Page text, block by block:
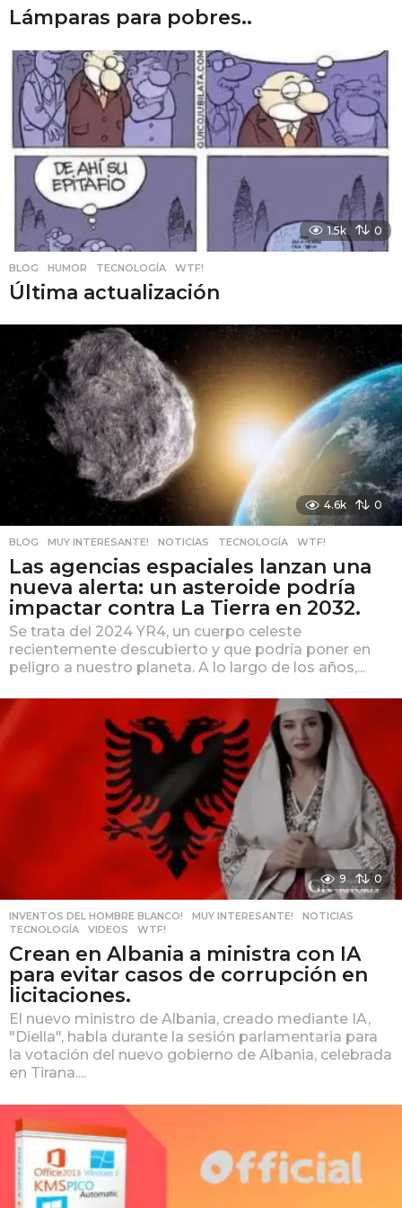
Lámparas para pobres..
1.5k 0
BLOG ,HUMOR ,TECNOLOGÍA ,WTF!
Última actualización
4.6k 0
BLOG ,MUY INTERESANTE! ,NOTICIAS ,TECNOLOGÍA ,WTF!
Las agencias espaciales lanzan una
nueva alerta: un asteroide podría
impactar contra La Tierra en 2032.
Se trata del 2024 YR4, un cuerpo celeste
recientemente descubierto y que podría poner en
peligro a nuestro planeta. A lo largo de los años,...
9 0
INVENTOS DEL HOMBRE BLANCO! ,MUY INTERESANTE! ,NOTICIAS
TECNOLOGÍA
,VIDEOS ,WTF!
Crean en Albania a ministra con IA
para evitar casos de corrupción en
licitaciones.
El nuevo ministro de Albania, creado mediante IA,
"Diella", habla durante la sesión parlamentaria para
la votación del nuevo gobierno de Albania, celebrada
en Tirana....